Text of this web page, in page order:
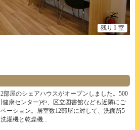
残り 1 室
部屋のシェアハウスがオープンしました。500
健康センター)や、区立図書館なども近隣にご
ーション。居室数12部屋に対して、洗面所5
濯機と乾燥機...